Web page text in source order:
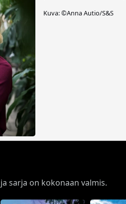
Kuva: ©Anna Autio/S&S
sarja on kokonaan valmis.